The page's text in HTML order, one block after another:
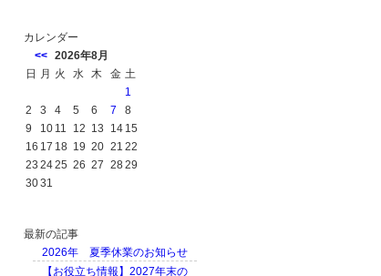
カレンダー
<<
2026年8月
日
月 火 水 木 金 土
1
2
3 4 5 6 7
8
9
10 11 12 13 14 15
16 17 18 19 20 21 22
23 2425 26 27 2829
3031
最新の記事
2026年 夏季休業のお知らせ
【お役立ち情報】2027年末の